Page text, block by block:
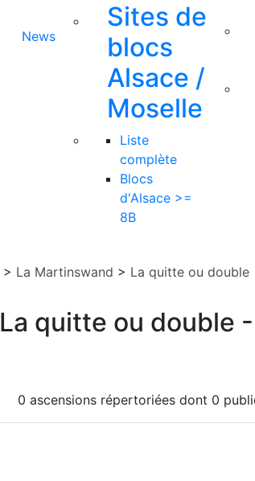
News
Sites de
blocs
Alsace /
Moselle
Liste
complète
Blocs
d'Alsace >=
8B
> La Martinswand > La quitte ou double
La quitte ou double
0 ascensions répertoriées dont 0